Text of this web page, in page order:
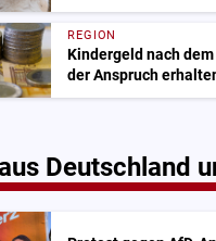
REGION
Kindergeld nach
der Anspruch
Deutschland